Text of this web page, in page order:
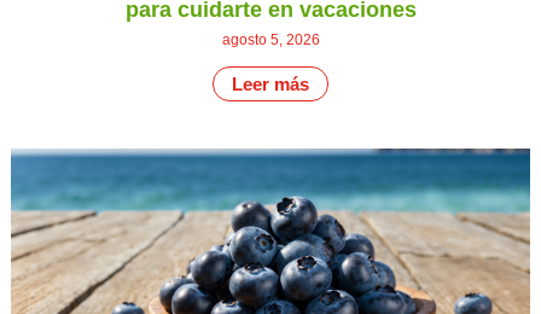
para cuidarte en vacaciones
agosto 5, 2026
Leer más